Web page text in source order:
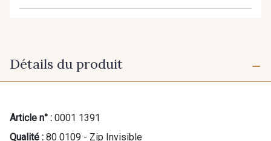
Détails du produit
Article n° : 0001 1391
Qualité : 80 0109 - Zip Invisible